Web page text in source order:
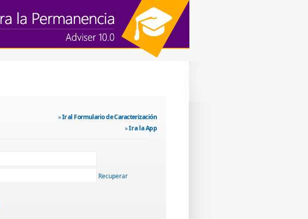
»Ir al Formulario de Caracterización
»Ir a la App
Recuperar